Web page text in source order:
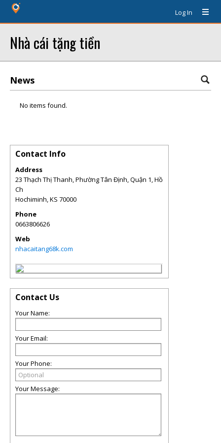
Log In
Nhà cái tặng tiền
News
No items found.
Contact Info
Address
23 Thạch Thị Thanh, Phường Tân Định, Quận 1, Hồ
Ch
Hochiminh,KS 70000
Phone
0663806626
Web
nhacaitang68k.com
Contact Us
Your Name:
Your Email:
Your Phone:
Your Message: